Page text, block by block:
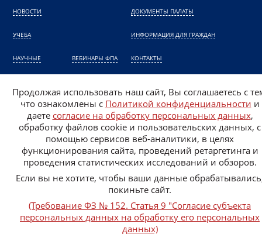
НОВОСТИ
УЧЕБА
НАУЧНЫЕ ВЕБИНАРЫ ФПА
ДОКУМЕНТЫ ПАЛАТЫ
ИНФОРМАЦИЯ ДЛЯ ГРАЖДАН
КОНТАКТЫ
Политика конфиденциальности
Согласие на обработку персональных данных
©2026
Продолжая использовать наш сайт, Вы соглашаетесь с
что ознакомлены с Политикой конфиденциальности и
даете согласие на обработку персональных данных,
обработку файлов cookie и пользовательских данных, с
помощью сервисов веб-аналитики, в целях
функционирования сайта, проведений ретаргетинга и
проведения статистических исследований и обзоров.
Если вы не хотите, чтобы ваши данные
покиньте сайт.
(Требование ФЗ № 152. Статья 9 "Согласие субъекта
персональных данных на обработку его персональных
данных)